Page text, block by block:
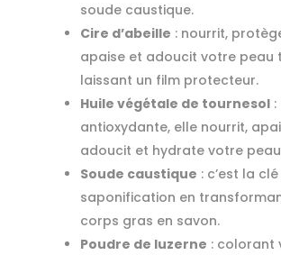
soude caustique.
Cire d’abeille : nourrit,
apaise et adoucit votre peau
laissant un film protecteur.
Huile végétale de tournesol:
antioxydante, elle nourrit,
adoucit et hydrate votre
Soude caustique : c’est la
saponification en
corps gras en savon.
Poudre de luzerne : colorant